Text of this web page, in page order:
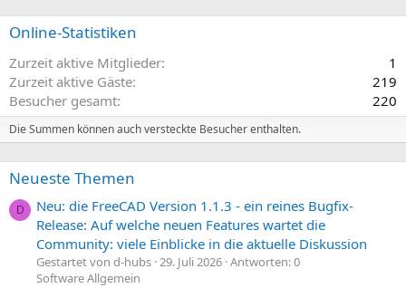
Multi-Device Protection
and tablets to smartphones.
Expert Technical Support
Our support team is available to help you every step of the way.
Clear, fast, and solution-oriented responses.
Online-Statistiken
Zurzeit aktive Mitglieder
1
Zurzeit aktive Gäste
219
Besucher gesamt
220
Die Summen können auch versteckte Besucher enthalten.
Neueste Themen
D
Neu: die FreeCAD Version 1.1.3 - ein reines Bugfix-
Release: Auf welche neuen Features wartet die
Community: viele Einblicke in die aktuelle Diskussion
Gestartet von d-hubs 29. Juli 2026 Antworten: 0
Software Allgemein